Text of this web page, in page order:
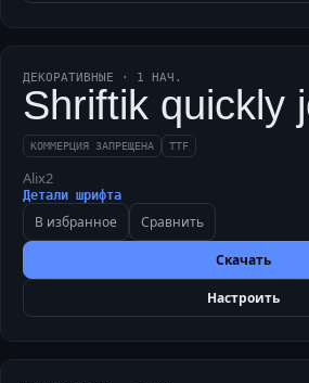
ДЕКОРАТИВНЫЕ · 1 НАЧ.
Shriftik quickly
КОММЕРЦИЯ ЗАПРЕЩЕНА TTF
Alix2
Детали шрифта
В избранное Сравнить
Скачать
Настроить